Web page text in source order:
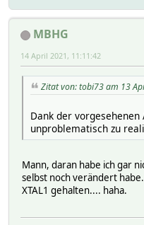
MBHG
14 April 2021, 11:11:42
Zitat von: tobi73 am 13
Dank der
unproblematisch zu
Mann, daran habe ich gar
selbst noch verändert
XTAL1 gehalten.... haha.